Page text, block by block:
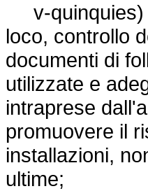
v-quinquies)
loco, controllo
documenti di
utilizzate e
intraprese
promuovere il
installazioni,
ultime;